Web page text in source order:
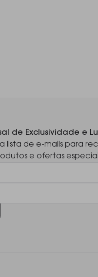
de Exclusividade e
lista de e-mails para
e ofertas